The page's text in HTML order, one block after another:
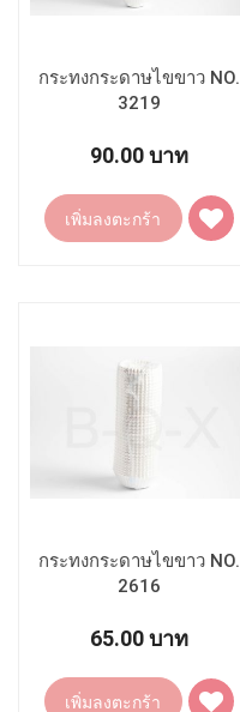
กระทงกระดาษไขขาว NO.
3219
90.00 บาท
เพิ่มลงตะกร้า
เพิ่ม
ไป
กระทงกระดาษไขขาว NO.
2616
65.00 บาท
เพิ่มลงตะกร้า
เพิ่ม